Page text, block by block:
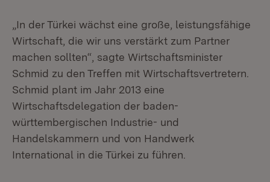
„In der Türkei wächst eine große, leistungsfähige
Wirtschaft, die wir uns verstärkt zum Partner
machen sollten“, sagte Wirtschaftsminister
Schmid zu den Treffen mit Wirtschaftsvertretern.
Schmid plant im Jahr 2013 eine
Wirtschaftsdelegation der baden-
württembergischen Industrie- und
Handelskammern und von Handwerk
International in die Türkei zu führen.